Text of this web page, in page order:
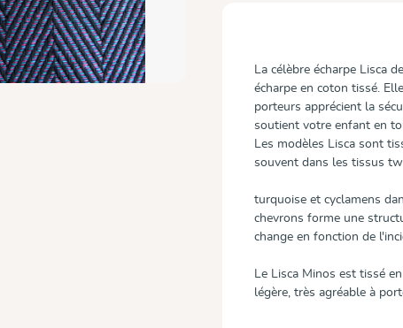
La célèbre écharpe Lisca
écharpe en coton tissé.
porteurs apprécient la
soutient votre enfant en
Les modèles Lisca sont
souvent dans les tissus
turquoise et cyclamens
chevrons forme une
change en fonction de
Le Lisca Minos est tissé
légère, très agréable à